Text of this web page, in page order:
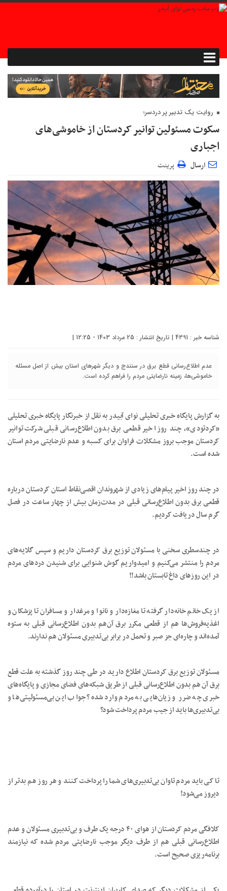
روایت یک تدبیر پر دردسر؛
سکوت مسئولین توانیر کردستان از خاموشی‌های
اجباری
ارسال پرینت
شناسه خبر : 4391 | تاریخ انتشار : 25 مرداد 1403 - 12:25 |
عدم اطلاع‌رسانی قطع برق در سنندج و دیگر شهرهای استان بیش از اصل مسئله
خاموشی‌ها، زمینه نارضایتی مردم را فراهم کرده است.
به گزارش پایگاه خبری تحلیلی نوای آبیدر به نقل از خبرنگار پایگاه خبری تحلیلی
«کردتودی»، چند روز اخیر قطعی برق بدون اطلاع‌رسانی قبلی شرکت توانیر
کردستان موجب بروز مشکلات فراوان برای کسبه و عدم نارضایتی مردم استان
شده است.
در چند روز اخیر پیام‌های زیادی از شهروندان اقصی‌نقاط استان کردستان درباره
قطعی برق بدون اطلاع‌رسانی قبلی در مدت‌زمان بیش از چهار ساعت در فصل
گرم سال دریافت کردیم.
در چندسطری سخنی با مسئولان توزیع برق کردستان داریم و سپس گلایه‌های
مردم را منتشر می‌کنیم و امیدواریم گوش شنوایی برای شنیدن دردهای مردم
در این روزهای داغ تابستان باشد!!
از یک خانم خانه‌دار گرفته تا مغازه‌دار و نانوا و مرغدار و مسافران تا پزشکان و
اغذیه‌فروش‌ها هم از قطعی مکرر برق آن‌هم بدون اطلاع‌رسانی قبلی به ستوه
آمده‌اند و چاره‌ای جز صبر و تحمل در برابر بی‌تدبیری مسئولان هم ندارند.
مسئولان توزیع برق کردستان اطلاع دارید در طی چند روز گذشته به علت قطع
برق آن هم بدون اطلاع‌رسانی قبلی از طریق شبکه‌های فضای مجازی و پایگاه‌های
خبری چه ضرر و زیان‌هایی به مردم وارد شده؟ جواب این بی‌مسئولیتی‌ها و
بی‌تدبیری‌ها باید از جیب مردم پرداخت شود؟
تا کی باید مردم تاوان بی‌تدبیری‌های شما را پرداخت کنند و هر روز هم بدتر از
دیروز می‌شود!
کلافگی مردم کردستان از هوای ۴۰ درجه یک طرف و بی‌تدبیری مسئولان و عدم
اطلاع‌رسانی قبلی هم از طرف دیگر موجب نارضایتی مردم شده که نیازمند
برنامه‌ریزی صحیح است.